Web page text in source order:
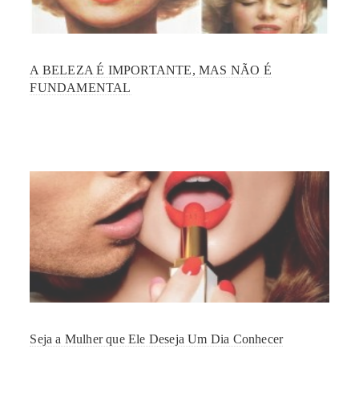
A BELEZA É IMPORTANTE, MAS NÃO É
FUNDAMENTAL
Seja a Mulher que Ele Deseja Um Dia Conhecer